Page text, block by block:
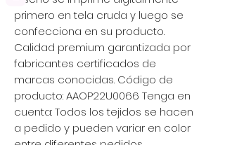
primero en tela cruda y luego se
confecciona en su producto.
Calidad premium garantizada por
fabricantes certificados de
marcas conocidas. Código de
producto: AAOP22U0066 Tenga en
cuenta: Todos los tejidos se hacen
a pedido y pueden variar en color